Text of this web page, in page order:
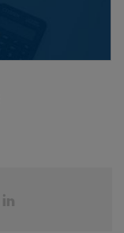
Partager